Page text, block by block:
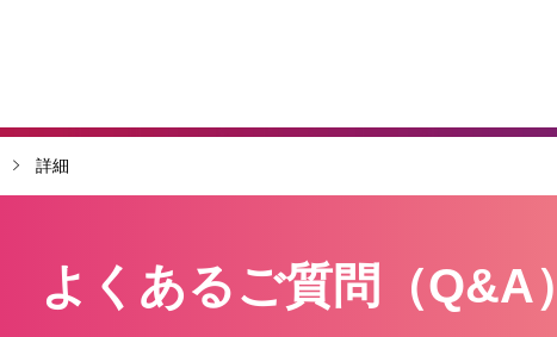
詳細
よくあるご質問（Q&A）